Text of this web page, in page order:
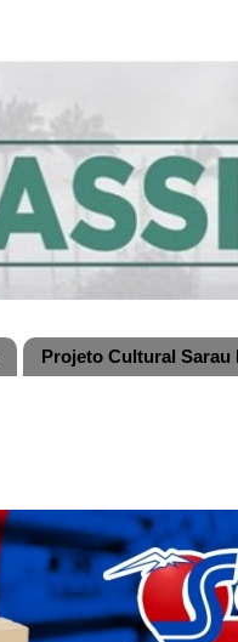
Projeto Cultural